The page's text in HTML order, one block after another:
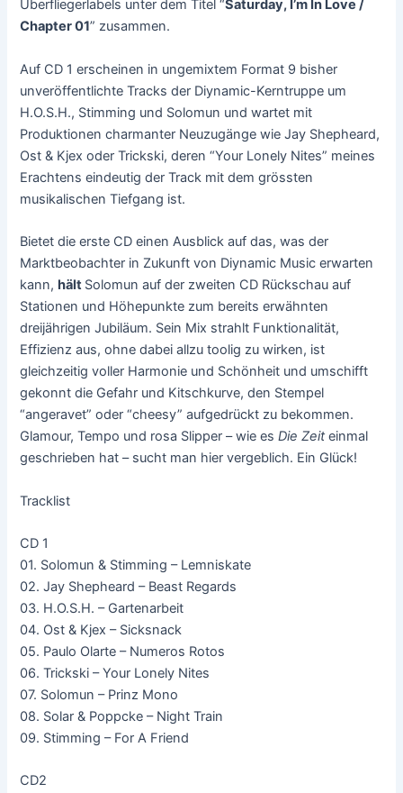
Überfliegerlabels unter dem Titel “Saturday, I’m In Love /
Chapter 01” zusammen.
Auf CD 1 erscheinen in ungemixtem Format 9 bisher
unveröffentlichte Tracks der Diynamic-Kerntruppe um
H.O.S.H., Stimming und Solomun und wartet mit
Produktionen charmanter Neuzugänge wie Jay Shepheard,
Ost & Kjex oder Trickski, deren “Your Lonely Nites” meines
Erachtens eindeutig der Track mit dem grössten
musikalischen Tiefgang ist.
Bietet die erste CD einen Ausblick auf das, was der
Marktbeobachter in Zukunft von Diynamic Music erwarten
kann,hält Solomun auf der zweiten CD Rückschau auf
Stationen und Höhepunkte zum bereits erwähnten
dreijährigen Jubiläum. Sein Mix strahlt Funktionalität,
Effizienz aus, ohne dabei allzu toolig zu wirken, ist
gleichzeitig voller Harmonie und Schönheit und umschifft
gekonnt die Gefahr und Kitschkurve, den Stempel
“angeravet” oder “cheesy” aufgedrückt zu bekommen.
Glamour, Tempo und rosa Slipper – wie esDie Zeiteinmal
geschrieben hat – sucht man hier vergeblich. Ein Glück!
Tracklist
CD 1
01. Solomun & Stimming – Lemniskate
02. Jay Shepheard – Beast Regards
03. H.O.S.H. – Gartenarbeit
04. Ost & Kjex – Sicksnack
05. Paulo Olarte – Numeros Rotos
06. Trickski – Your Lonely Nites
07. Solomun – Prinz Mono
08. Solar & Poppcke – Night Train
09. Stimming – For A Friend
CD2